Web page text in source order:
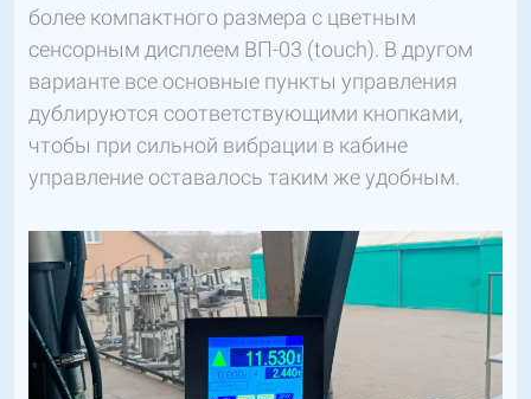
более компактного размера с цветным
сенсорным дисплеем ВП-03 (touch). В другом
варианте все основные пункты управления
дублируются соответствующими кнопками,
чтобы при сильной вибрации в кабине
управление оставалось таким же удобным.